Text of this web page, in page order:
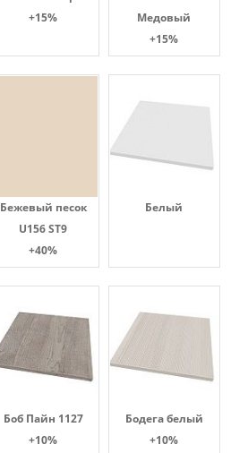
+15%
Медовый
+15%
Бежевый песок
U156 ST9
+40%
Белый
Боб Пайн 1127
+10%
Бодега белый
+10%